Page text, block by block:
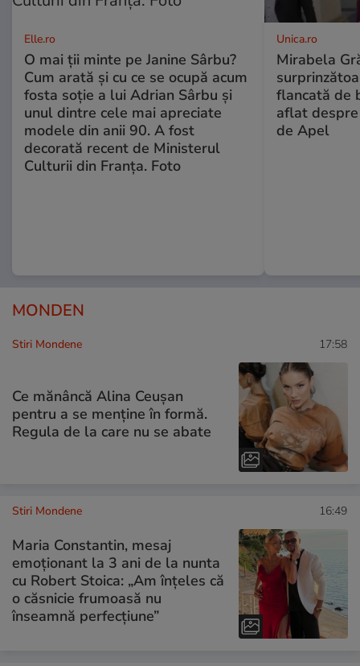
Elle.ro
O mai ții minte pe Janine Sârbu?
Cum arată și cu ce se ocupă acum
fosta soție a lui Adrian Sârbu și
unul dintre cele mai apreciate
modele din anii 90. A fost
decorată recent de Ministerul
Culturii din Franța. Foto
Unica.ro
Mirabela
flancată de
aflat
de Apel
MONDEN
Stiri Mondene 17:58
Ce mănâncă Alina Ceușan
pentru a se menține în formă.
Regula de la care nu se abate
Stiri Mondene 16:49
Maria Constantin, mesaj
emoționant la 3 ani de la nunta
cu Robert Stoica: „Am înțeles că
o căsnicie frumoasă nu
înseamnă perfecțiune”